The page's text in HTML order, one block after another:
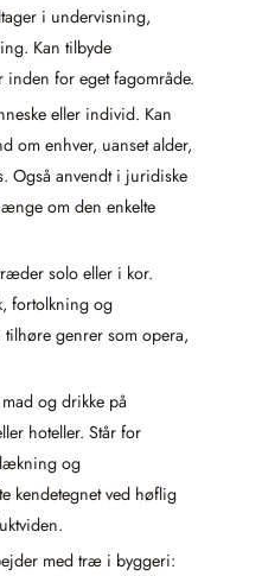
i undervisning,
Kan tilbyde
inden for eget fagområde.
eller individ. Kan
om enhver, uanset alder,
Også anvendt i juridiske
om den enkelte
solo eller i kor.
fortolkning og
genrer som opera,
og drikke på
hoteller. Står for
og
kendetegnet ved høflig
med træ i byggeri: